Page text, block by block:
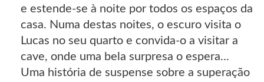
e estende-se à noite por todos os espaços da
casa. Numa destas noites, o escuro visita o
Lucas no seu quarto e convida-o a visitar a
cave, onde uma bela surpresa o espera...
Uma história de suspense sobre a superação